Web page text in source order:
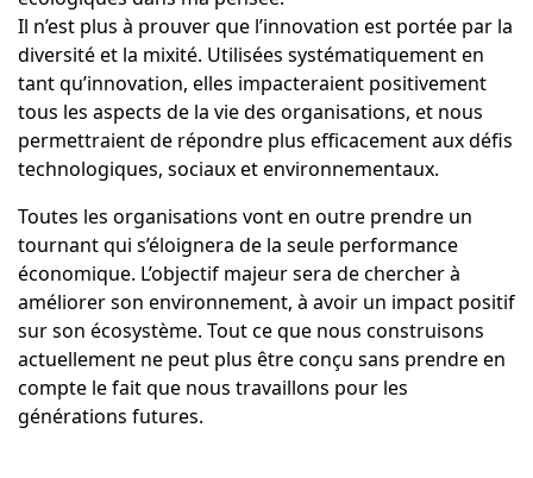
Il n’est plus à prouver que l’innovation est portée par la
diversité et la mixité. Utilisées systématiquement en
tant qu’innovation, elles impacteraient positivement
tous les aspects de la vie des organisations, et nous
permettraient de répondre plus efficacement aux défis
technologiques, sociaux et environnementaux.
Toutes les organisations vont en outre prendre un
tournant qui s’éloignera de la seule performance
économique. L’objectif majeur sera de chercher à
améliorer son environnement, à avoir un impact positif
sur son écosystème. Tout ce que nous construisons
actuellement ne peut plus être conçu sans prendre en
compte le fait que nous travaillons pour les
générations futures.